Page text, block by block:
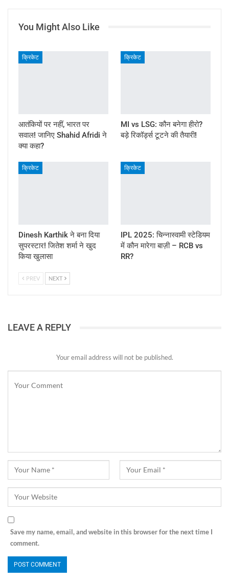
You Might Also Like
क्रिकेट
आतंकियों पर नहीं, भारत पर
सवाल! जानिए Shahid Afridi ने
क्या कहा?
क्रिकेट
MI vs LSG: कौन बनेगा हीरो?
बड़े रिकॉर्ड्स टूटने की तैयारी!
क्रिकेट
Dinesh Karthik ने बना दिया
सुपरस्टार! जितेश शर्मा ने खुद
किया खुलासा
क्रिकेट
IPL 2025: चिन्नास्वामी स्टेडियम
में कौन मारेगा बाज़ी – RCB vs
RR?
PREV NEXT
LEAVE A REPLY
Your email address will not be published.
Save my name, email, and website in this browser for the next time I
comment.